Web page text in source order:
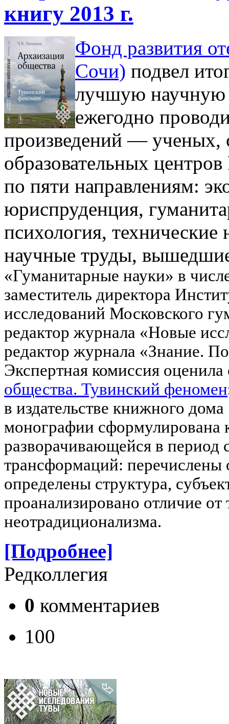
книгу 2013 г.
Фонд развития
Сочи) подвел
лучшую научную
ежегодно
произведений — ученых,
образовательных
по пяти направлениям:
юриспруденция,
психология, технические
научные труды,
«Гуманитарные науки» в
заместитель директора
исследований Московского
редактор журнала «Новые
редактор журнала «Знание.
Экспертная комиссия
общества. Тувинский феномен
в издательстве книжного
монографии сформулирована
разворачивающейся в
трансформаций: перечислены
определены структура,
проанализировано отличие
неотрадиционализма.
[Подробнее]
Редколлегия
0 комментариев
100